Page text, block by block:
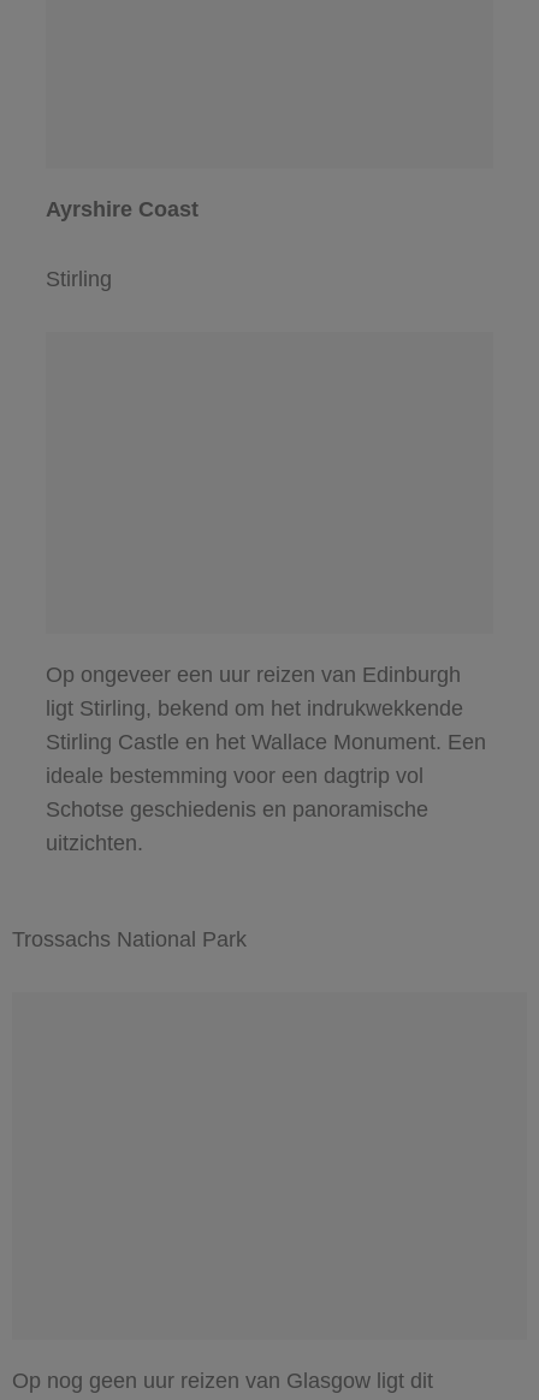
Ayrshire Coast
Stirling
Op ongeveer een uur reizen van Edinburgh
ligt Stirling, bekend om het indrukwekkende
Stirling Castle en het Wallace Monument. Een
ideale bestemming voor een dagtrip vol
Schotse geschiedenis en panoramische
uitzichten.
Trossachs National Park
Op nog geen uur reizen van Glasgow ligt dit